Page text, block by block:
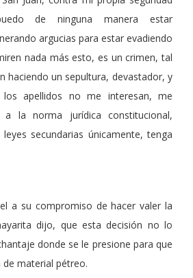
de ninguna manera estar
argucias para estar evadiendo
nada más esto, es un crimen, tal
haciendo un sepultura, devastador, y
apellidos no me interesan, me
la norma jurídica constitucional,
secundarias únicamente, tenga
a su compromiso de hacer valer la
dijo, que esta decisión no lo
donde se le presione para que
material pétreo.